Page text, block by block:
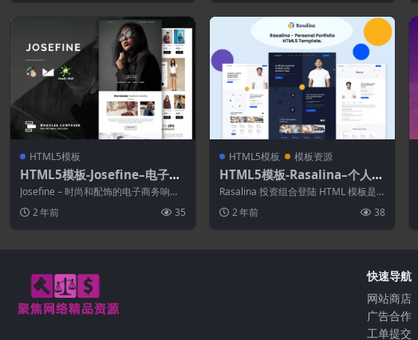
HTML5模板
HTML5模板-Josefine–电子商
务响应式电子邮件模板
Josefine – 时尚和配饰的电子商务响应
2 年前 35
HTML5模板 模板资源
HTML5模板-Rasalina–个人作
品集HTML5模板
Rasalina 投资组合登陆 HTML 模板是
2 年前 38
快速导航
网站商店
广告合作
工单提交